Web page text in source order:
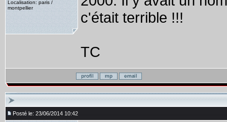
Localisation: paris /
montpellier
c'était terrible !!!
TC
Posté le: 23/06/2014 10:42